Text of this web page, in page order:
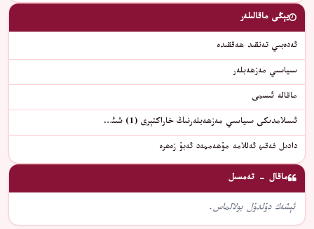
يېڭى ماقالىلەر
ئەدەبىي تەنقىد ھەققىدە
سىياسىي مەزھەبلەر
ماقالە ئىسمى
ئىسلامدىكى سىياسىي مەزھەبلەرنىڭ خاراكتېرى (1) شىئ…
دادىل فەقىھ ئەللامە مۇھەممەد ئەبۇ زەھرە
ماقال - تەمسىل
ئېشەك دۇلدۇل بولالماس.